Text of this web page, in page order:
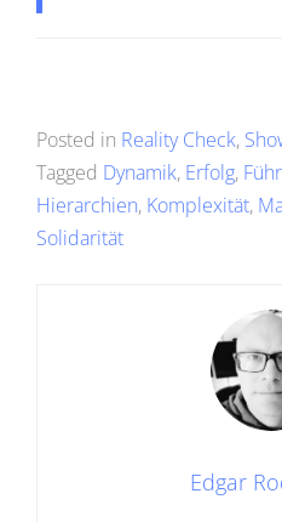
Posted in Reality Check,
Tagged Dynamik, Erfolg,
Hierarchien, Komplexität,
Solidarität
Edgar